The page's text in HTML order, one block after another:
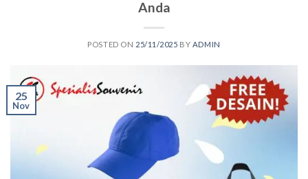
Anda
POSTED ON 25/11/2025 BY ADMIN
25
Nov